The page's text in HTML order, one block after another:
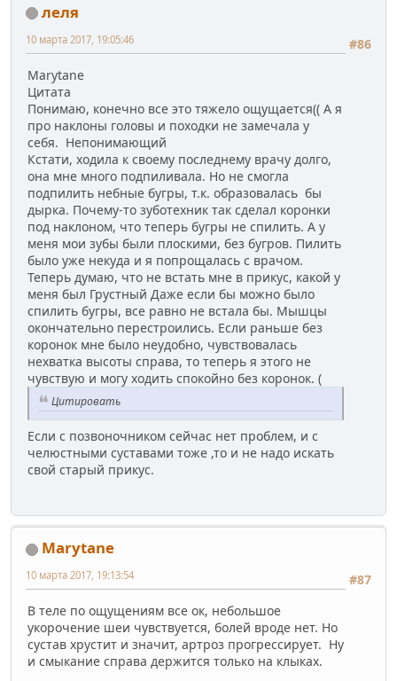
леля
#86
10 марта 2017, 19:05:46
Marytane
Цитата
Понимаю, конечно все это тяжело ощущается(( А я
про наклоны головы и походки не замечала у
себя. Непонимающий
Кстати, ходила к своему последнему врачу долго,
она мне много подпиливала. Но не смогла
подпилить небные бугры, т.к. образовалась бы
дырка. Почему-то зуботехник так сделал коронки
под наклоном, что теперь бугры не спилить. А у
меня мои зубы были плоскими, без бугров. Пилить
было уже некуда и я попрощалась с врачом.
Теперь думаю, что не встать мне в прикус, какой у
меня был Грустный Даже если бы можно было
спилить бугры, все равно не встала бы. Мышцы
окончательно перестроились. Если раньше без
коронок мне было неудобно, чувствовалась
нехватка высоты справа, то теперь я этого не
чувствую и могу ходить спокойно без коронок. (
Цитировать
Если с позвоночником сейчас нет проблем, и с
челюстными суставами тоже ,то и не надо искать
свой старый прикус.
Marytane
#87
10 марта 2017, 19:13:54
В теле по ощущениям все ок, небольшое
укорочение шеи чувствуется, болей вроде нет. Но
сустав хрустит и значит, артроз прогрессирует. Ну
и смыкание справа держится только на клыках.